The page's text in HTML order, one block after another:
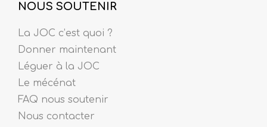
NOUS SOUTENIR
La JOC c’est quoi ?
Donner maintenant
Léguer à la JOC
Le mécénat
FAQ nous soutenir
Nous contacter